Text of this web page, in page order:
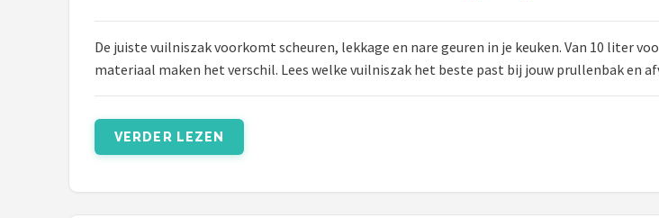
De juiste vuilniszak voorkomt scheuren, lekkage en nare geuren in je keuken. Van 10
materiaal maken het verschil. Lees welke vuilniszak het beste past bij jouw prullenbak en
VERDER LEZEN